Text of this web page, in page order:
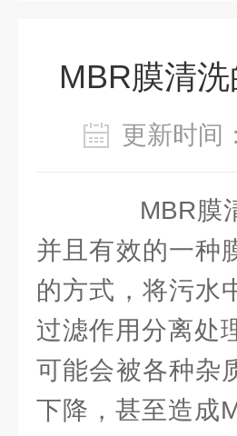
MBR膜清
更新时
MBR膜清
并且有效的一种
的方式，将污水
过滤作用分离处
可能会被各种杂
下降，甚至造成